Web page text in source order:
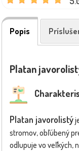
Popis
Platan
Platan javorolistý
stromov, obľúbený
odlupuje vo veľkých,